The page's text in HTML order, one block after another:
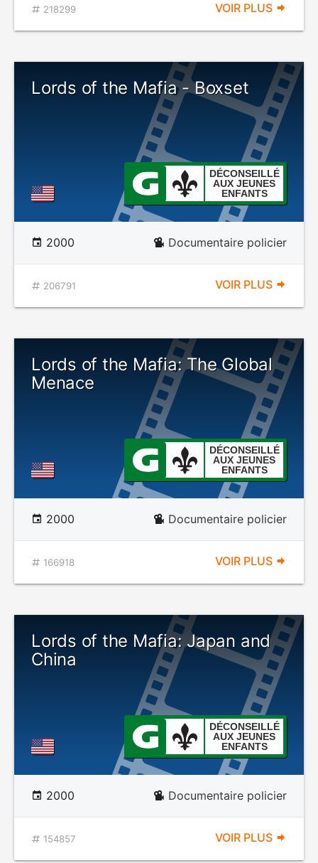
218299 VOIR PLUS
Lords of the Mafia - Boxset
DÉCONSEILLÉ
AUX JEUNES
ENFANTS
2000 Documentaire policier
206791 VOIR PLUS
Lords of the Mafia: The Global
Menace
DÉCONSEILLÉ
AUX JEUNES
ENFANTS
2000 Documentaire policier
166918 VOIR PLUS
Lords of the Mafia: Japan and
China
DÉCONSEILLÉ
AUX JEUNES
ENFANTS
2000 Documentaire policier
154857 VOIR PLUS